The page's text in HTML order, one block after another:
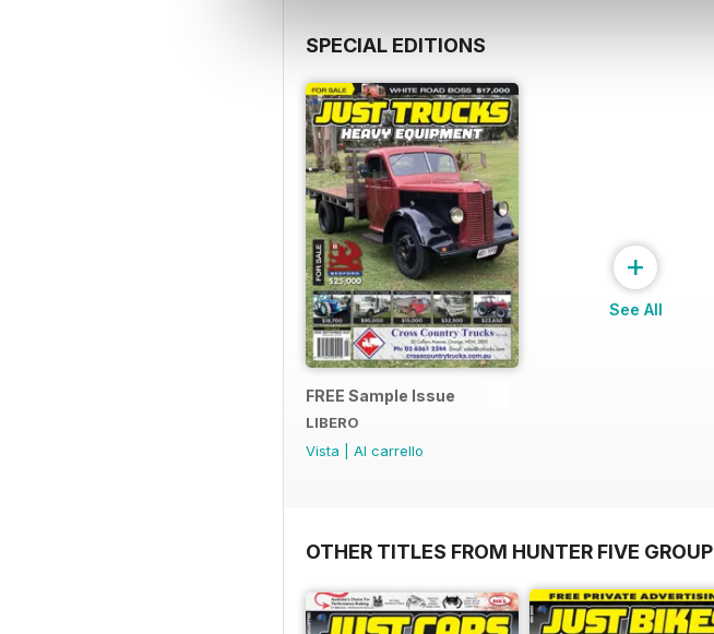
SPECIAL EDITIONS
FREE Sample Issue
LIBERO
Vista
Al carrello
+
See All
OTHER TITLES FROM HUNTER FIVE GROUP